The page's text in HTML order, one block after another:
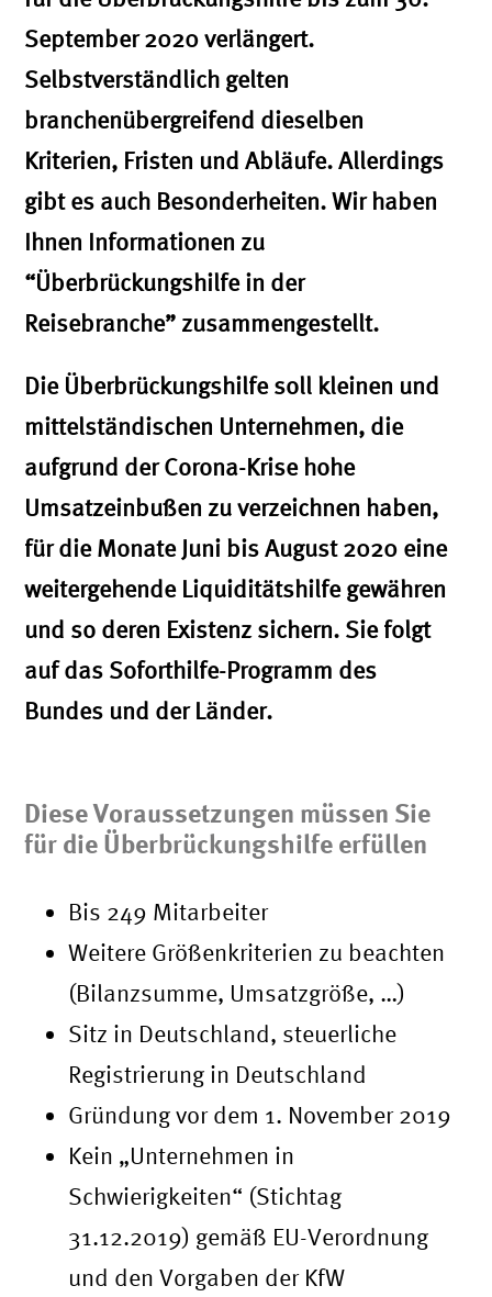
September 2020 verlängert.
Selbstverständlich gelten
branchenübergreifend dieselben
Kriterien, Fristen und Abläufe. Allerdings
gibt es auch Besonderheiten. Wir haben
Ihnen Informationen zu
“Überbrückungshilfe in der
Reisebranche” zusammengestellt.
Die Überbrückungshilfe soll kleinen und
mittelständischen Unternehmen, die
aufgrund der Corona-Krise hohe
Umsatzeinbußen zu verzeichnen haben,
für die Monate Juni bis August 2020 eine
weitergehende Liquiditätshilfe gewähren
und so deren Existenz sichern. Sie folgt
auf das Soforthilfe-Programm des
Bundes und der Länder.
Diese Voraussetzungen müssen Sie
für die Überbrückungshilfe erfüllen
Bis 249 Mitarbeiter
Weitere Größenkriterien zu beachten
(Bilanzsumme, Umsatzgröße, …)
Sitz in Deutschland, steuerliche
Registrierung in Deutschland
Gründung vor dem 1. November 2019
Kein „Unternehmen in
Schwierigkeiten“ (Stichtag
31.12.2019) gemäß EU-Verordnung
und den Vorgaben der KfW